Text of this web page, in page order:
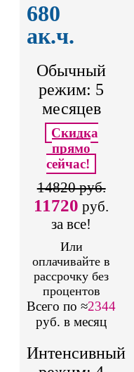
680
ак.ч.
Обычный
режим: 5
месяцев
Скидка
прямо
сейчас!
14820 руб.
11720 руб.
за все!
Или
оплачивайте в
рассрочку без
процентов
Всего по ≈2344
руб. в месяц
Интенсивный